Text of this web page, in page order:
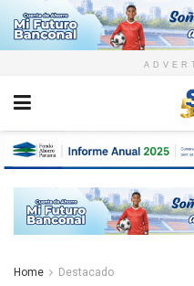
Home Destacado